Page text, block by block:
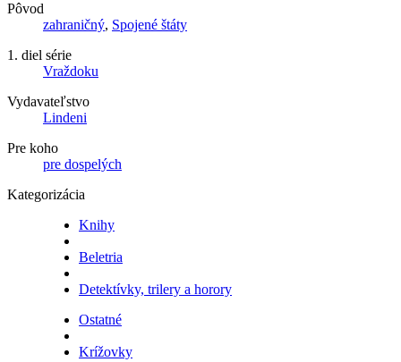
Pôvod
zahraničný, Spojené štáty
1. diel série
Vraždoku
Vydavateľstvo
Lindeni
Pre koho
pre dospelých
Kategorizácia
Knihy
Beletria
Detektívky, trilery a horory
Ostatné
Krížovky